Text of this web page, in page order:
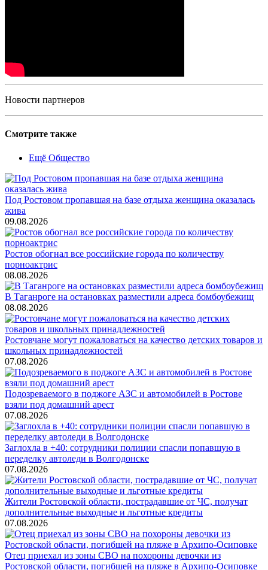
Новости партнеров
Смотрите также
Ещё Общество
Под Ростовом пропавшая на базе отдыха женщина оказалась
жива
09.08.2026
Ростов обогнал все российские города по количеству
порноактрис
08.08.2026
В Таганроге на остановках разместили адреса бомбоубежищ
08.08.2026
Ростовчане могут пожаловаться на качество детских товаров и
школьных принадлежностей
07.08.2026
Подозреваемого в поджоге АЗС и автомобилей в Ростове
взяли под домашний арест
07.08.2026
Заглохла в +40: сотрудники полиции спасли попавшую в
переделку автоледи в Волгодонске
07.08.2026
Жители Ростовской области, пострадавшие от ЧС, получат
дополнительные выходные и льготные кредиты
07.08.2026
Отец приехал из зоны СВО на похороны девочки из
Ростовской области, погибшей на пляже в Архипо-Осиповке